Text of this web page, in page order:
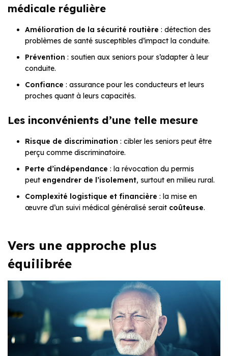
médicale régulière
Amélioration de la sécurité routière : détection des
problèmes de santé susceptibles d’impact la conduite.
Prévention : soutien aux seniors pour s’adapter à leur
conduite.
Confiance : assurance pour les conducteurs et leurs
proches quant à leurs capacités.
Les inconvénients d’une telle mesure
Risque de discrimination : cibler les seniors peut être
perçu comme discriminatoire.
Perte d’indépendance : la révocation du permis
peut engendrer de l’isolement, surtout en milieu rural.
Complexité logistique et financière : la mise en
œuvre d’un suivi médical généralisé serait coûteuse.
Vers une approche plus
équilibrée